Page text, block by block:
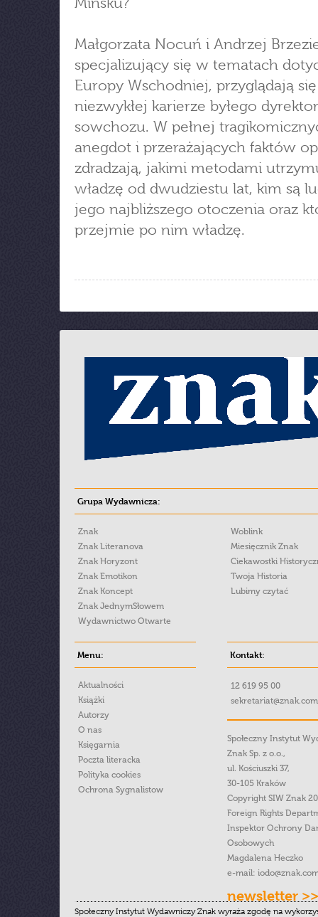
Małgorzata Nocuń i Andrzej
specjalizujący się w tematach
Europy Wschodniej, przyglądają się
niezwykłej karierze byłego
sowchozu. W pełnej
anegdot i przerażających faktów
zdradzają, jakimi metodami
władzę od dwudziestu lat, kim są
jego najbliższego otoczenia oraz
przejmie po nim władzę.
Grupa Wydawnicza:
Znak
Znak Literanova
Znak Horyzont
Znak Emotikon
Znak Koncept
Znak JednymSłowem
Wydawnictwo Otwarte
Woblink
Miesięcznik Znak
Ciekawostki
Twoja Historia
Lubimy czytać
Menu:
Aktualności
Książki
Autorzy
O nas
Księgarnia
Poczta literacka
Polityka cookies
Ochrona Sygnalistow
Kontakt:
12 619 95 00
Społeczny Instytut
Znak Sp. z o.o.,
ul. Kościuszki 37,
30-105 Kraków
Copyright SIW Znak
Foreign Rights
Inspektor Ochrony
Osobowych
Magdalena Heczko
e-mail:
newsletter >>
Społeczny Instytut Wydawniczy Znak wyraża zgodę na